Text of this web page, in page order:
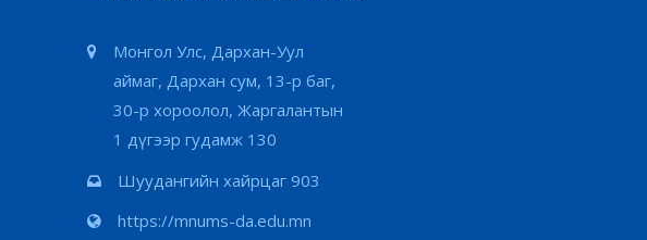
Монгол Улс, Дархан-Уул
аймаг, Дархан сум, 13-р баг,
30-р хороолол, Жаргалантын
1 дүгээр гудамж 130
Шуудангийн хайрцаг 903
https://mnums-da.edu.mn